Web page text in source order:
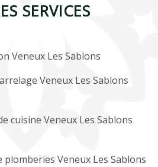
SERVICES
Veneux Les Sablons
Veneux Les Sablons
cuisine Veneux Les Sablons
Veneux Les Sablons